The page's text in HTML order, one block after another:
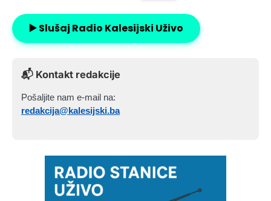
▶️ Slušaj Radio Kalesijski Uživo
📬 Kontakt redakcije
Pošaljite nam e-mail na:
redakcija@kalesijski.ba